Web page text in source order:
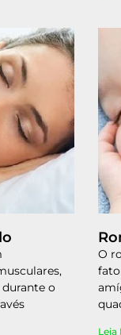
durante o
O
Leia